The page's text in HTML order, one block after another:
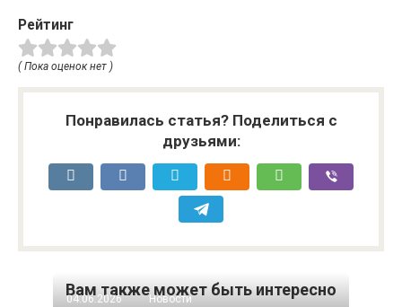
Рейтинг
( Пока оценок нет )
Понравилась статья? Поделиться с
друзьями:
Вам также может быть интересно
04.06.2026 Новости